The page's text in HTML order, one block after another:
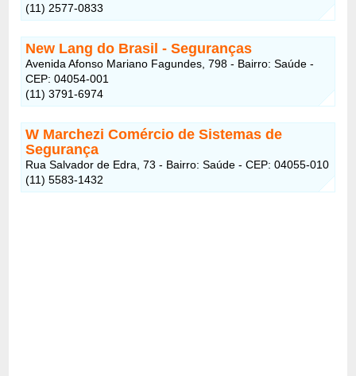
(11) 2577-0833
New Lang do Brasil - Seguranças
Avenida Afonso Mariano Fagundes, 798 - Bairro: Saúde -
CEP: 04054-001
(11) 3791-6974
W Marchezi Comércio de Sistemas de
Segurança
Rua Salvador de Edra, 73 - Bairro: Saúde - CEP: 04055-010
(11) 5583-1432